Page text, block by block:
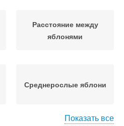
Расстояние между
яблонями
Среднерослые яблони
Показать все